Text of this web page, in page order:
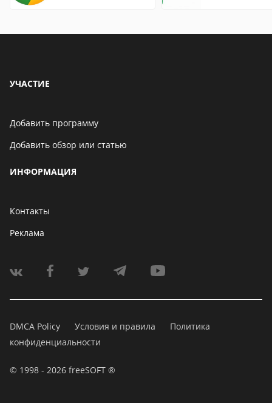
УЧАСТИЕ
Добавить программу
Добавить обзор или статью
ИНФОРМАЦИЯ
Контакты
Реклама
DMCA Policy Условия и правила
Политика
конфиденциальности
© 1998 - 2026 freeSOFT ®